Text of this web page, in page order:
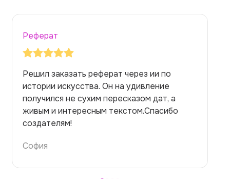
Реферат
Заказывала реферат с помощью нейросети
на медицинскую тему. Ожидала худшего,
но справилась. Термины использовала
правильно. Для быстрого ознакомления с
темой — идеально.
Алина